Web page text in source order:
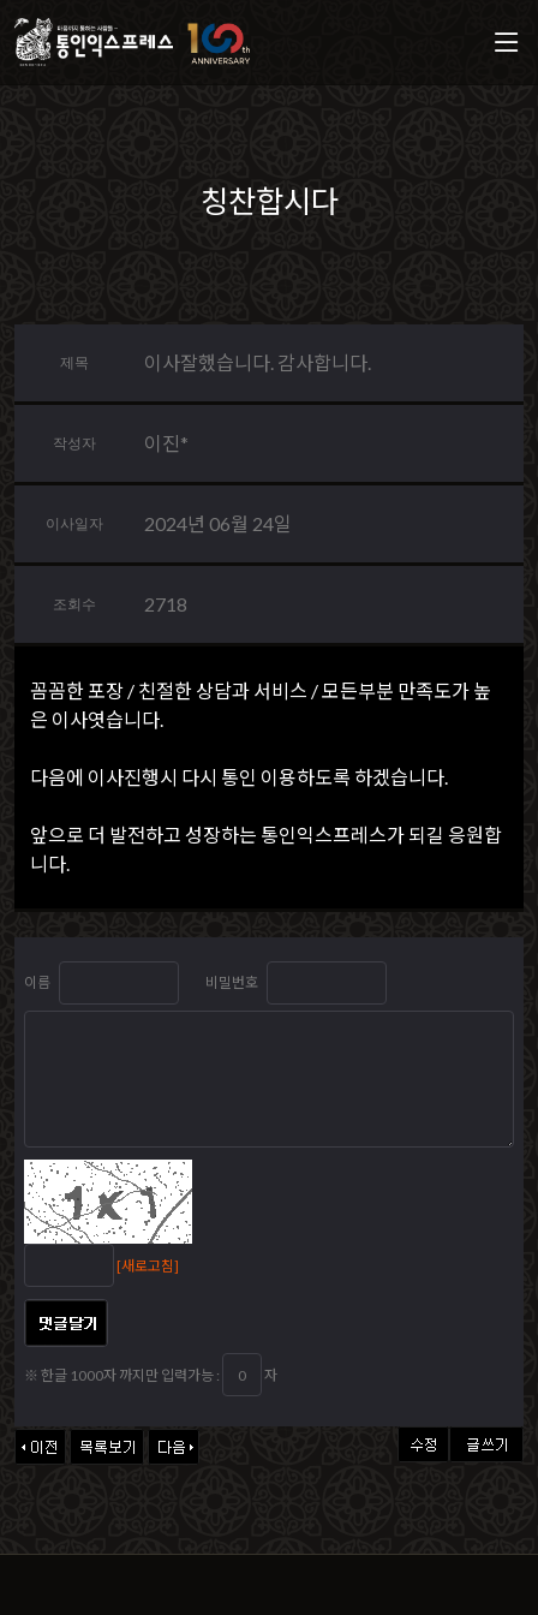
칭찬합시다
제목 이사잘했습니다. 감사합니다.
작성자 이진*
이사일자 2024년 06월 24일
조회수 2718
꼼꼼한 포장 / 친절한 상담과 서비스 / 모든부분 만족도가 높
은 이사엿습니다.
다음에 이사진행시 다시 통인 이용하도록 하겠습니다.
앞으로 더 발전하고 성장하는 통인익스프레스가 되길 응원합
니다.
이름 비밀번호
[새로고침]
※ 한글 1000자 까지만 입력가능 : 자